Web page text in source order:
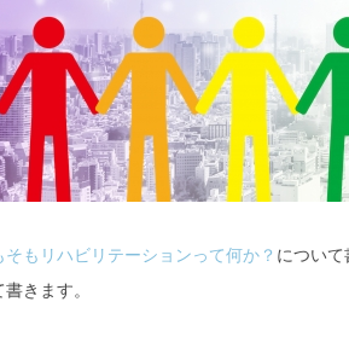
そもリハビリテーションって何か？ につい
きます。